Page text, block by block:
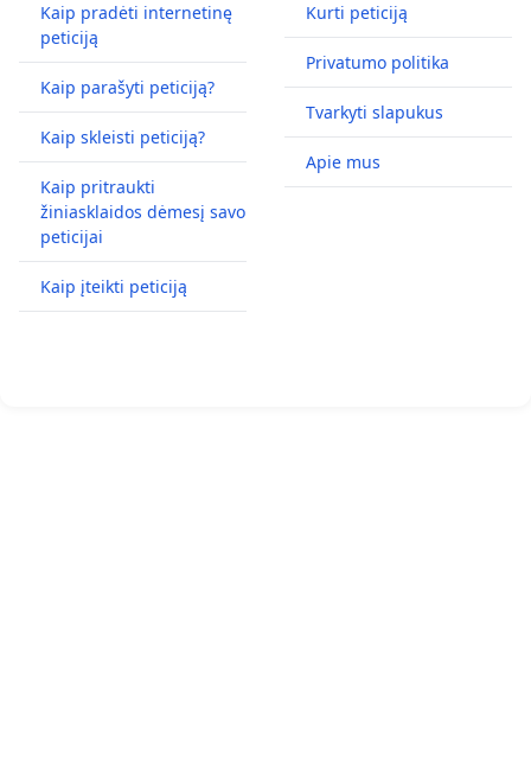
Kaip pradėti internetinę
peticiją
Kaip parašyti peticiją?
Kaip skleisti peticiją?
Kaip pritraukti
žiniasklaidos dėmesį savo
peticijai
Kaip įteikti peticiją
Kurti peticiją
Privatumo politika
Tvarkyti slapukus
Apie mus